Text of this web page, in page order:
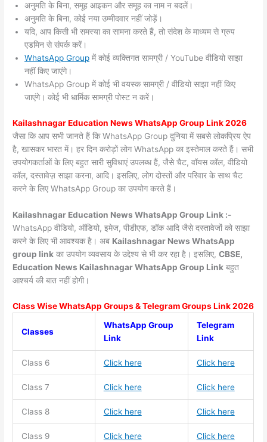
अनुमति के बिना, समूह आइकन और समूह का नाम न बदलें।
अनुमति के बिना, कोई नया उम्मीदवार नहीं जोड़ें।
यदि, आप किसी भी समस्या का सामना करते हैं, तो संदेश के माध्यम से ग्रुप
एडमिन से संपर्क करें।
WhatsApp Group में कोई व्यक्तिगत सामग्री / YouTube वीडियो साझा
नहीं किए जाएंगे।
WhatsApp Group में कोई भी वयस्क सामग्री / वीडियो साझा नहीं किए
जाएंगे। कोई भी धार्मिक सामग्री पोस्ट न करें।
KailashnagarEducation News WhatsApp Group Link 2026
जैसा कि आप सभी जानते हैं कि WhatsApp Group दुनिया में सबसे लोकप्रिय ऐप
है, खासकर भारत में। हर दिन करोड़ों लोग WhatsApp का इस्तेमाल करते हैं। सभी
उपयोगकर्ताओं के लिए बहुत सारी सुविधाएं उपलब्ध हैं, जैसे चैट, वॉयस कॉल, वीडियो
कॉल, दस्तावेज़ साझा करना, आदि। इसलिए, लोग दोस्तों और परिवार के साथ चैट
करने के लिए WhatsApp Group का उपयोग करते हैं।
Kailashnagar Education News WhatsApp Group Link :-
WhatsApp वीडियो, ऑडियो, इमेज, पीडीएफ, डॉक आदि जैसे दस्तावेजों को साझा
करने के लिए भी आवश्यक है। अब Kailashnagar NewsWhatsApp
group link का उपयोग व्यवसाय के उद्देश्य से भी कर रहा है। इसलिए,CBSE,
Education News Kailashnagar WhatsApp Group Link बहुत
आश्चर्य की बात नहीं होगी।
Class Wise WhatsApp Groups & Telegram Groups Link 2026
Classes
WhatsApp Group
Link
Telegram
Link
Class 6 Click here Click here
Class 7 Click here Click here
Class 8 Click here Click here
Class 9 Click here Click here